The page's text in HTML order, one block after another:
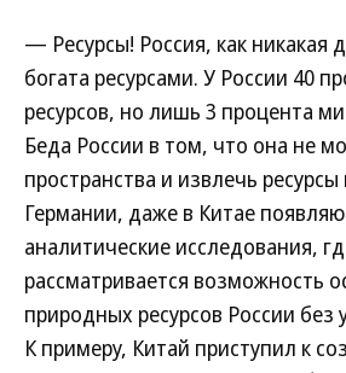
— Ресурсы! Россия, как никакая
богата ресурсами. У России 40
ресурсов, но лишь 3 процента
Беда России в том, что она не
пространства и извлечь
Германии, даже в Китае
аналитические исследования,
рассматривается возможность
природных ресурсов России без
К примеру, Китай приступил к